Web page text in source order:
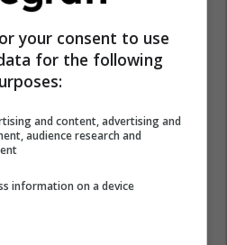
your consent to use
for the following
and content, advertising and
audience research and
information on a device